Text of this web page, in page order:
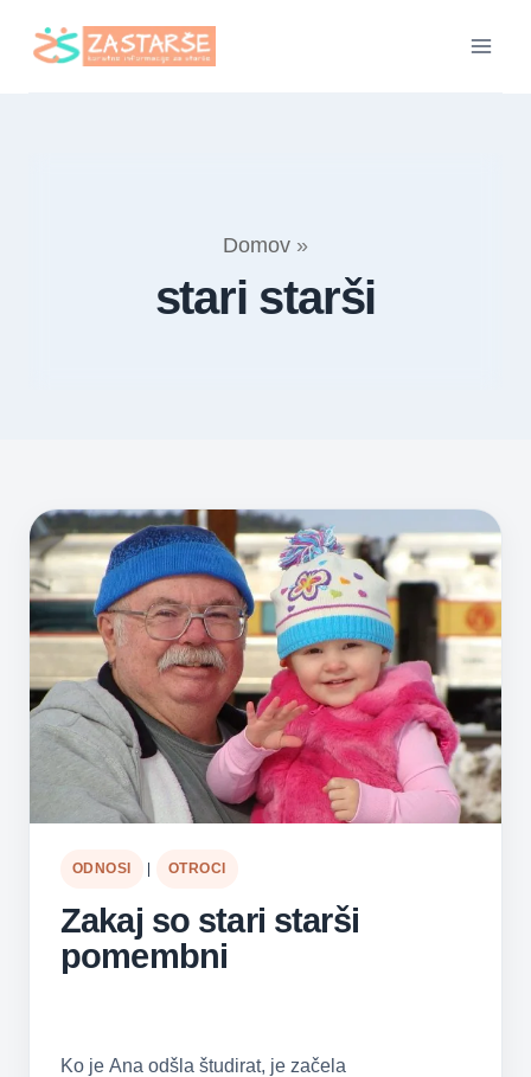
Domov »
stari starši
ODNOSI OTROCI
Zakaj so stari starši
pomembni
Ko je Ana odšla študirat, je začela